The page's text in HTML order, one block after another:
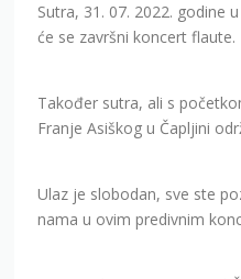
Sutra, 31. 07. 2022. godine
će se završni koncert flaute.
Također sutra, ali s
Franje Asiškog u Čapljini
Ulaz je slobodan, sve ste
nama u ovim predivnim